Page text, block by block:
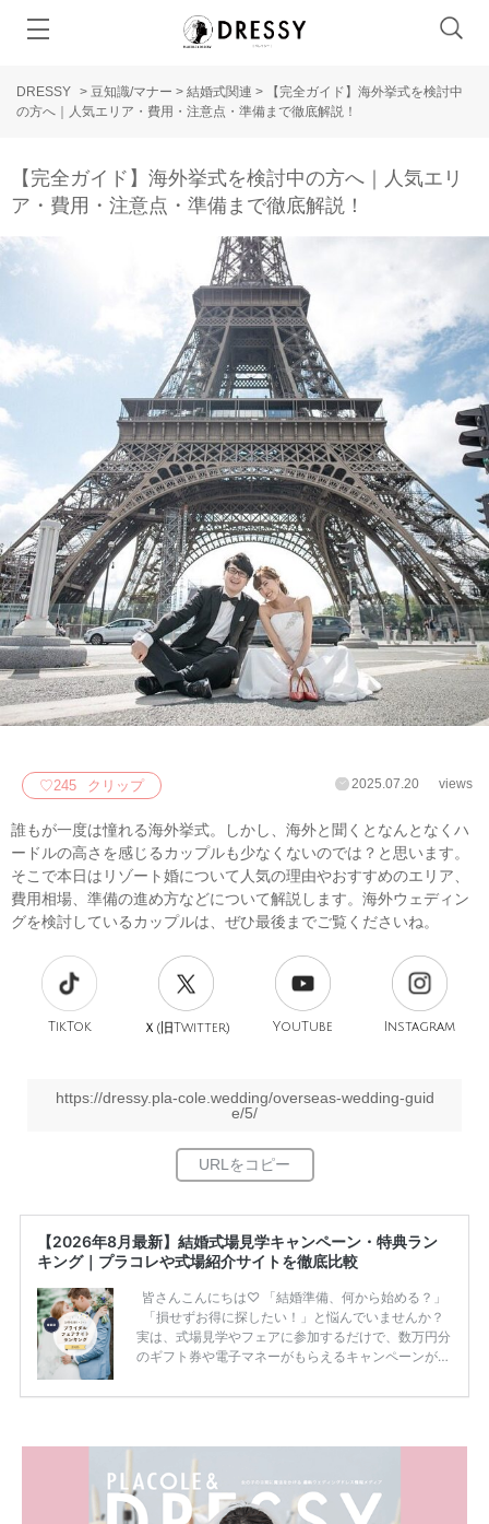
DRESSY > 豆知識/マナー > 結婚式関連 >
【完全ガイド】海外挙式を検討中
の方へ｜人気エリア・費用・注意点・準備まで徹底解説！
【完全ガイド】海外挙式を検討中の方へ｜人気エリ
ア・費用・注意点・準備まで徹底解説！
♡245 クリップ 2025.07.20 views
誰もが一度は憧れる海外挙式。しかし、海外と聞くとなんとなくハ
ードルの高さを感じるカップルも少なくないのでは？と思います。
そこで本日はリゾート婚について人気の理由やおすすめのエリア、
費用相場、準備の進め方などについて解説します。海外ウェディン
グを検討しているカップルは、ぜひ最後までご覧くださいね。
TikTok Ｘ(旧Twitter) YouTube Instagram
https://dressy.pla-cole.wedding/overseas-wedding-guid
e/5/
【2026年8月最新】結婚式場見学キャンペーン・特典ラン
キング｜プラコレや式場紹介サイトを徹底比較
皆さんこんにちは♡ 「結婚準備、何から始める？」
「損せずお得に探したい！」と悩んでいませんか？
実は、式場見学やフェアに参加するだけで、数万円分
のギフト券や電子マネーがもらえるキャンペーンがあ
ため、比較せずに選ぶと損をしてしまうことも……。
内容：特典金額・条件・応募方法・注意点 「どこが
一番お得？」「プラコレの特典は？」といった疑問も
解決します。 まずは診断で候補を絞れる「ウェディ